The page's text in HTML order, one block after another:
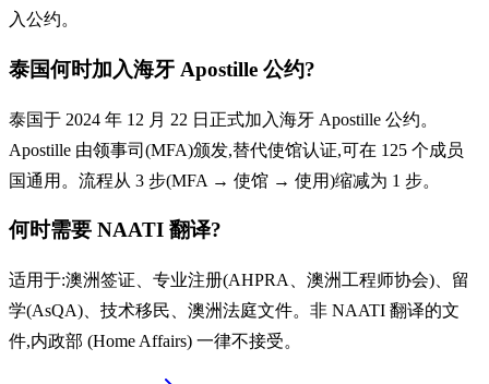
入公约。
泰国何时加入海牙 Apostille 公约?
泰国于 2024 年 12 月 22 日正式加入海牙 Apostille 公约。
Apostille 由领事司(MFA)颁发,替代使馆认证,可在 125 个成员
国通用。流程从 3 步(MFA → 使馆 → 使用)缩减为 1 步。
何时需要 NAATI 翻译?
适用于:澳洲签证、专业注册(AHPRA、澳洲工程师协会)、留
学(AsQA)、技术移民、澳洲法庭文件。非 NAATI 翻译的文
件,内政部 (Home Affairs) 一律不接受。